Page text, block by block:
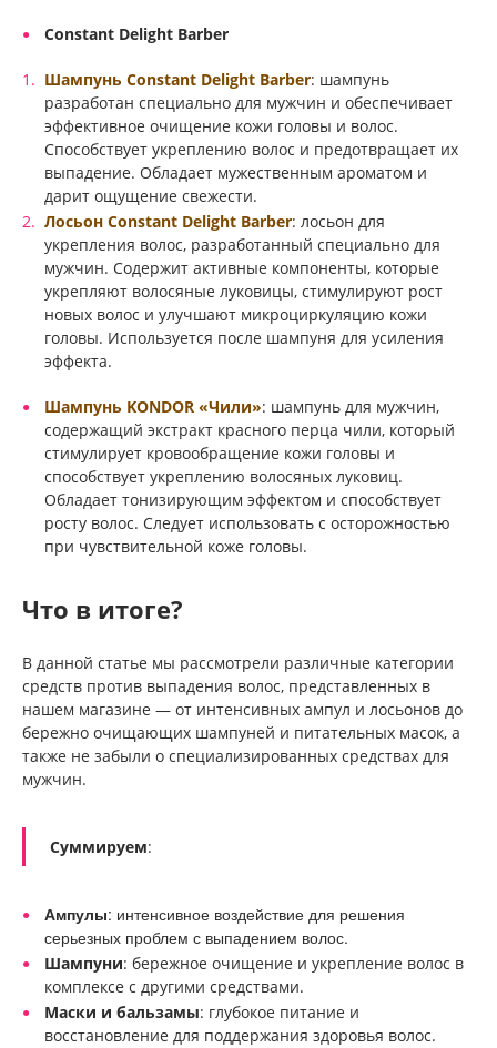
Constant Delight Barber
Шампунь Constant Delight Barber: шампунь
разработан специально для мужчин и обеспечивает
эффективное очищение кожи головы и волос.
Способствует укреплению волос и предотвращает их
выпадение. Обладает мужественным ароматом и
дарит ощущение свежести.
Лосьон Constant Delight Barber: лосьон для
укрепления волос, разработанный специально для
мужчин. Содержит активные компоненты, которые
укрепляют волосяные луковицы, стимулируют рост
новых волос и улучшают микроциркуляцию кожи
головы. Используется после шампуня для усиления
эффекта.
Шампунь KONDOR «Чили»: шампунь для мужчин,
содержащий экстракт красного перца чили, который
стимулирует кровообращение кожи головы и
способствует укреплению волосяных луковиц.
Обладает тонизирующим эффектом и способствует
росту волос. Следует использовать с осторожностью
при чувствительной коже головы.
Что в итоге?
В данной статье мы рассмотрели различные категории
средств против выпадения волос, представленных в
нашем магазине — от интенсивных ампул и лосьонов до
бережно очищающих шампуней и питательных масок, а
также не забыли о специализированных средствах для
мужчин.
Суммируем:
Ампулы: интенсивное воздействие для решения
серьезных проблем с выпадением волос.
Шампуни: бережное очищение и укрепление волос в
комплексе с другими средствами.
Маски и бальзамы: глубокое питание и
восстановление для поддержания здоровья волос.